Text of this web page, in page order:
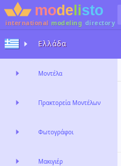
international modeling directory
Ελλάδα
Μοντέλα
Πρακτορεία Μοντέλων
Φωτογράφοι
Μακιγιέρ